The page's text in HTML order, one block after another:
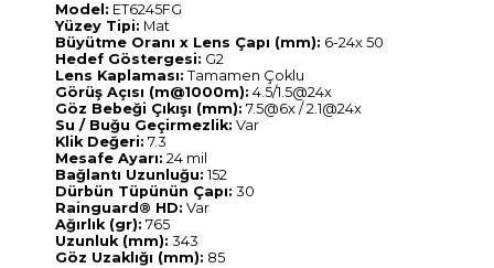
Model: ET6245FG
Yüzey Tipi: Mat
Büyütme Oranı x Lens Çapı (mm): 6-24x 50
Hedef Göstergesi: G2
Lens Kaplaması: Tamamen Çoklu
Görüş Açısı (m@1000m): 4.5/1.5@24x
Göz Bebeği Çıkışı (mm): 7.5@6x / 2.1@24x
Su / Buğu Geçirmezlik: Var
Klik Değeri: 7.3
Mesafe Ayarı: 24 mil
Bağlantı Uzunluğu: 152
Dürbün Tüpünün Çapı: 30
Rainguard® HD: Var
Ağırlık (gr): 765
Uzunluk (mm): 343
Göz Uzaklığı (mm): 85